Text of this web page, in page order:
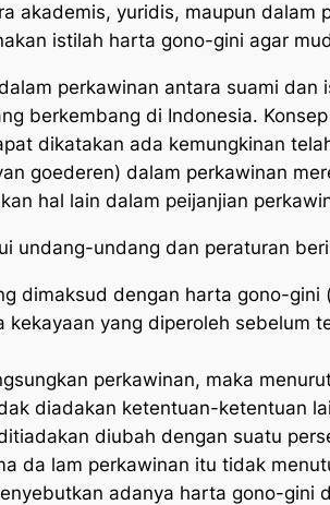
akademis, yuridis, maupun dalam
istilah harta gono-gini agar
perkawinan antara suami dan
berkembang di Indonesia.
dikatakan ada kemungkinan
goederen) dalam perkawinan
hal lain dalam peijanjian
undang-undang dan peraturan
dimaksud dengan harta gono-
yang diperoleh sebelum
perkawinan, maka
diadakan ketentuan-ketentuan
diubah dengan suatu
da lam perkawinan itu tidak
adanya harta gono-gini